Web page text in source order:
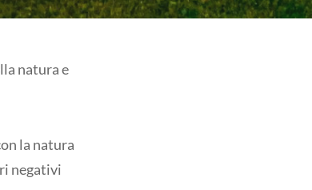
natura e
la natura
negativi